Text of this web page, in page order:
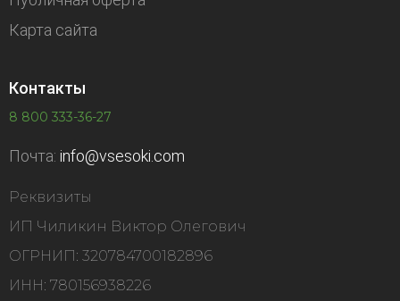
Карта сайта
Контакты
8 800 333-36-27
Почта: info@vsesoki.com
Реквизиты
ИП Чиликин Виктор Олегович
ОГРНИП: 320784700182896
ИНН: 780156938226